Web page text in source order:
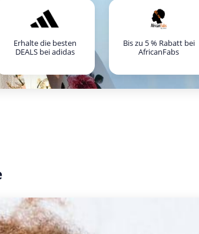
Erhalte die besten
DEALS bei adidas
Bis zu 5 % Rabatt bei
AfricanFabs